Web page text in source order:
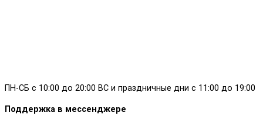
ПН-СБ с 10:00 до 20:00 ВС и праздничные дни с 11:00 до 19:00
Поддержка в мессенджере